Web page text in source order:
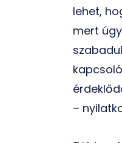
lehet,
mert
–